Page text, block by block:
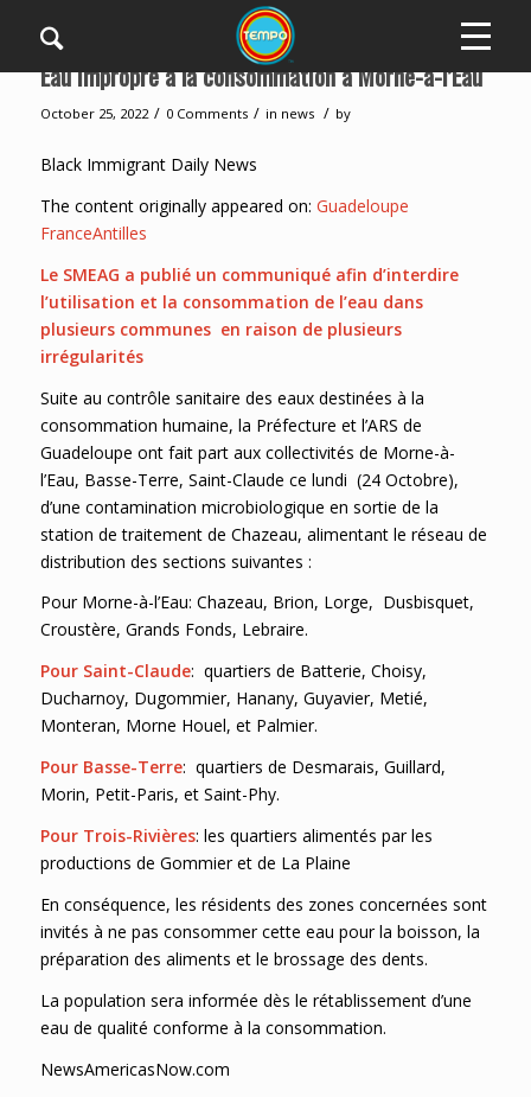
Eau impropre à la consommation à Morne-à-l’Eau
October 25, 2022 / 0 Comments / in news / by
Black Immigrant Daily News
The content originally appeared on: Guadeloupe
FranceAntilles
Le SMEAG a publié un communiqué afin d’interdire
l’utilisation et la consommation de l’eau dans
plusieurs communes en raison de plusieurs
irrégularités
Suite au contrôle sanitaire des eaux destinées à la
consommation humaine, la Préfecture et l’ARS de
Guadeloupe ont fait part aux collectivités de Morne-à-
l’Eau, Basse-Terre, Saint-Claude ce lundi (24 Octobre),
d’une contamination microbiologique en sortie de la
station de traitement de Chazeau, alimentant le réseau de
distribution des sections suivantes :
Pour Morne-à-l’Eau: Chazeau, Brion, Lorge, Dusbisquet,
Croustère, Grands Fonds, Lebraire.
Pour Saint-Claude: quartiers de Batterie, Choisy,
Ducharnoy, Dugommier, Hanany, Guyavier, Metié,
Monteran, Morne Houel, et Palmier.
Pour Basse-Terre: quartiers de Desmarais, Guillard,
Morin, Petit-Paris, et Saint-Phy.
Pour Trois-Rivières: les quartiers alimentés par les
productions de Gommier et de La Plaine
En conséquence, les résidents des zones concernées sont
invités à ne pas consommer cette eau pour la boisson, la
préparation des aliments et le brossage des dents.
La population sera informée dès le rétablissement d’une
eau de qualité conforme à la consommation.
NewsAmericasNow.com